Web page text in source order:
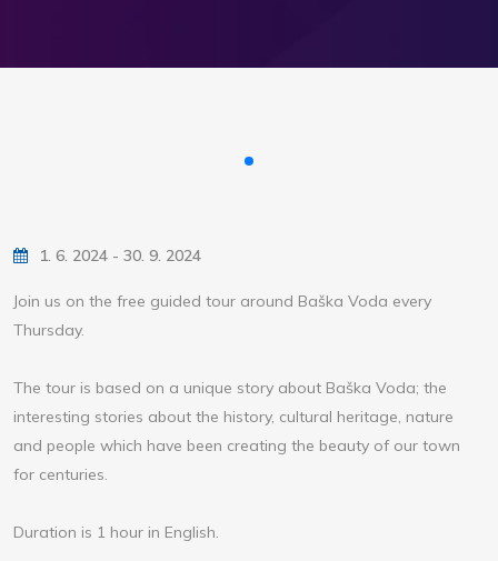
1. 6. 2024 - 30. 9. 2024
Join us on the free guided tour around Baška Voda every
Thursday.
The tour is based on a unique story about Baška Voda; the
interesting stories about the history, cultural heritage, nature
and people which have been creating the beauty of our town
for centuries.
Duration is 1 hour in English.